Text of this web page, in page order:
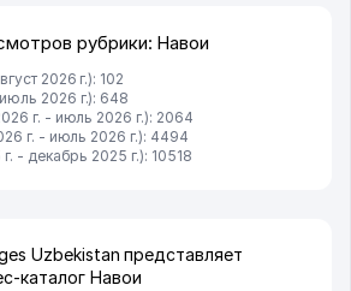
рубрики: Навои
2026 г.): 102
2026 г.): 648
г. - июль 2026 г.): 2064
г. - июль 2026 г.): 4494
- декабрь 2025 г.): 10518
Uzbekistan представляет
каталог Навои